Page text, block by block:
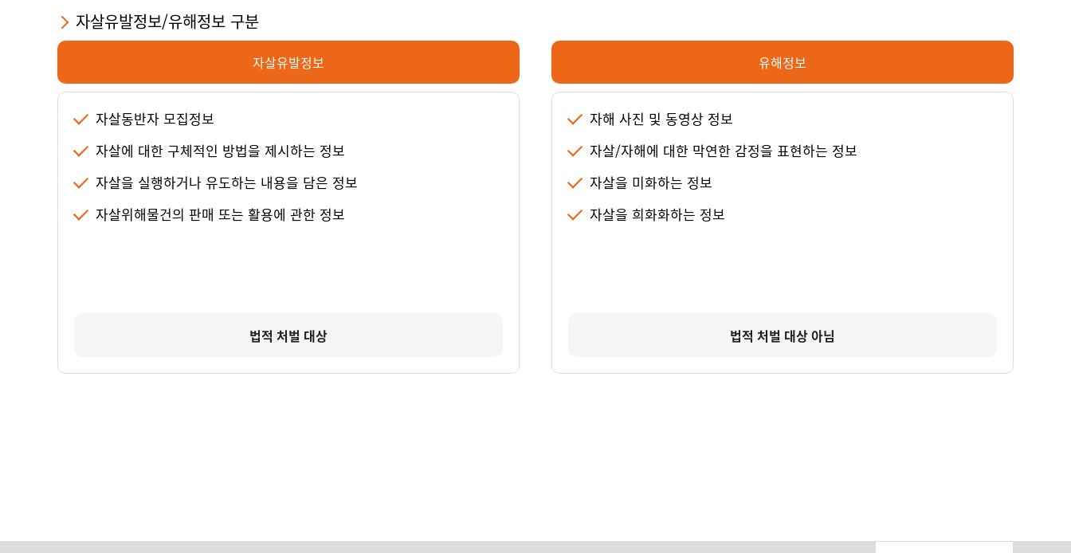
자살유발정보/유해정보 구분
자살유발정보
자살동반자 모집정보
자살에 대한 구체적인 방법을 제시하는 정보
자살을 실행하거나 유도하는 내용을 담은 정보
자살위해물건의 판매 또는 활용에 관한 정보
법적 처벌 대상
유해정보
자해 사진 및 동영상 정보
자살/자해에 대한 막연한 감정을 표현하는 정보
자살을 미화하는 정보
자살을 희화화하는 정보
법적 처벌 대상 아님